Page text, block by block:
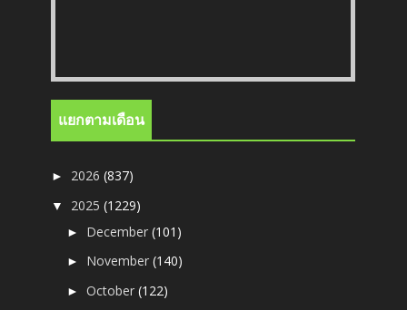
แยกตามเดือน
► 2026(837)
▼ 2025(1229)
► December(101)
► November(140)
►October(122)